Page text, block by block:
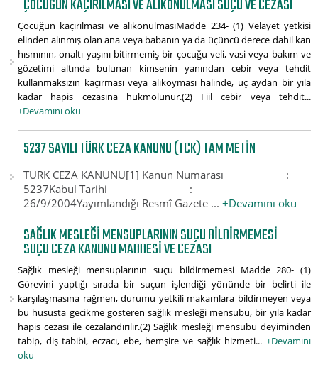
ÇOCUĞUN KAÇIRILMASI VE ALIKONULMASI SUÇU VE CEZASI
Çocuğun kaçırılması ve alıkonulmasıMadde 234- (1) Velayet yetkisi
elinden alınmış olan ana veya babanın ya da üçüncü derece dahil kan
hısmının, onaltı yaşını bitirmemiş bir çocuğu veli, vasi veya bakım ve
gözetimi altında bulunan kimsenin yanından cebir veya tehdit
kullanmaksızın kaçırması veya alıkoyması halinde, üç aydan bir yıla
kadar hapis cezasına hükmolunur.(2) Fiil cebir veya tehdit...
+Devamını oku
5237 SAYILI TÜRK CEZA KANUNU (TCK) TAM METIN
TÜRK CEZA KANUNU[1] Kanun Numarası :
5237Kabul Tarihi :
26/9/2004Yayımlandığı Resmî Gazete ...+Devamını oku
SAĞLIK MESLEĞI MENSUPLARININ SUÇU BILDIRMEMESI
SUÇU CEZA KANUNU MADDESI VE CEZASI
Sağlık mesleği mensuplarının suçu bildirmemesi Madde 280- (1)
Görevini yaptığı sırada bir suçun işlendiği yönünde bir belirti ile
karşılaşmasına rağmen, durumu yetkili makamlara bildirmeyen veya
bu hususta gecikme gösteren sağlık mesleği mensubu, bir yıla kadar
hapis cezası ile cezalandırılır.(2) Sağlık mesleği mensubu deyiminden
tabip, diş tabibi, eczacı, ebe, hemşire ve sağlık hizmeti... +Devamını
oku